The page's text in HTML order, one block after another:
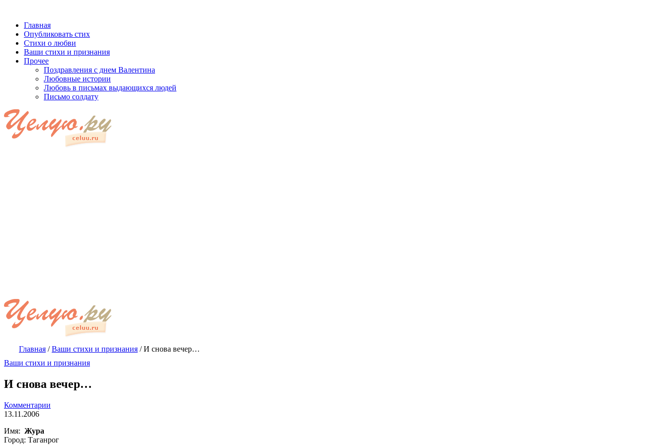
Главная
Опубликовать стих
Стихи о любви
Ваши стихи и признания
Прочее
Поздравления с днем Валентина
Любовные истории
Любовь в письмах выдающихся людей
Письмо солдату
Главная /Ваши стихи и признания /И снова вечер…
Ваши стихи и признания
И снова вечер…
Комментарии
13.11.2006
Имя: Жура
Город: Таганрог